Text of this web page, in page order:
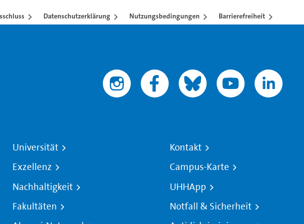
Datenschutzerklärung Nutzungsbedingungen Barrierefreiheit
Universität
Exzellenz
Nachhaltigkeit
Fakultäten
Kontakt
Campus-Karte
UHHApp
Notfall & Sicherheit